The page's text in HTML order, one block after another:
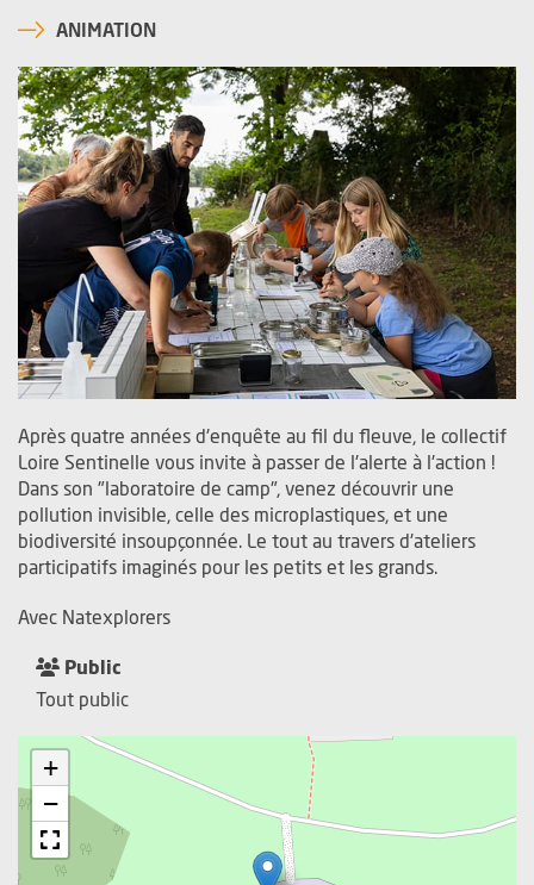
ANIMATION
Après quatre années d'enquête au fil du fleuve, le collectif
Loire Sentinelle vous invite à passer de l'alerte à l'action !
Dans son "laboratoire de camp", venez découvrir une
pollution invisible, celle des microplastiques, et une
biodiversité insoupçonnée. Le tout au travers d'ateliers
participatifs imaginés pour les petits et les grands.
Avec Natexplorers
Public
Tout public
+
−